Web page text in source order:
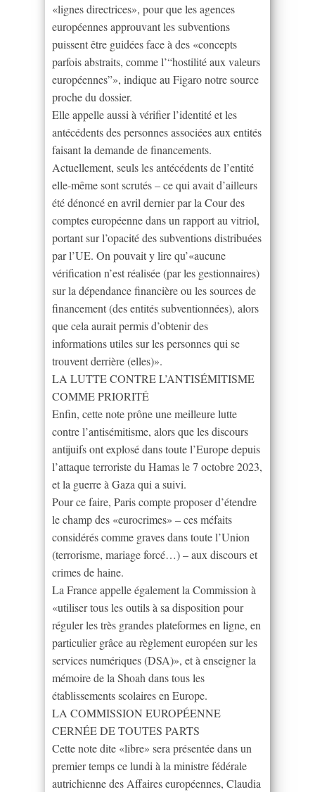
«lignes directrices», pour que les agences
européennes approuvant les subventions
puissent être guidées face à des «concepts
parfois abstraits, comme l’“hostilité aux valeurs
européennes”», indique au Figaro notre source
proche du dossier.
Elle appelle aussi à vérifier l’identité et les
antécédents des personnes associées aux entités
faisant la demande de financements.
Actuellement, seuls les antécédents de l’entité
elle-même sont scrutés – ce qui avait d’ailleurs
été dénoncé en avril dernier par la Cour des
comptes européenne dans un rapport au vitriol,
portant sur l’opacité des subventions distribuées
par l’UE. On pouvait y lire qu’«aucune
vérification n’est réalisée (par les gestionnaires)
sur la dépendance financière ou les sources de
financement (des entités subventionnées), alors
que cela aurait permis d’obtenir des
informations utiles sur les personnes qui se
trouvent derrière (elles)».
LA LUTTE CONTRE L’ANTISÉMITISME
COMME PRIORITÉ
Enfin, cette note prône une meilleure lutte
contre l’antisémitisme, alors que les discours
antijuifs ont explosé dans toute l’Europe depuis
l’attaque terroriste du Hamas le 7 octobre 2023,
et la guerre à Gaza qui a suivi.
Pour ce faire, Paris compte proposer d’étendre
le champ des «eurocrimes» – ces méfaits
considérés comme graves dans toute l’Union
(terrorisme, mariage forcé…) – aux discours et
crimes de haine.
La France appelle également la Commission à
«utiliser tous les outils à sa disposition pour
réguler les très grandes plateformes en ligne, en
particulier grâce au règlement européen sur les
services numériques (DSA)», et à enseigner la
mémoire de la Shoah dans tous les
établissements scolaires en Europe.
LA COMMISSION EUROPÉENNE
CERNÉE DE TOUTES PARTS
Cette note dite «libre» sera présentée dans un
premier temps ce lundi à la ministre fédérale
autrichienne des Affaires européennes, Claudia